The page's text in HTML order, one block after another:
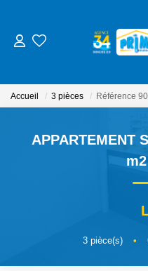
Accueil 3 pièces Référence
APPARTEMENT
m2
3pièce(s) •